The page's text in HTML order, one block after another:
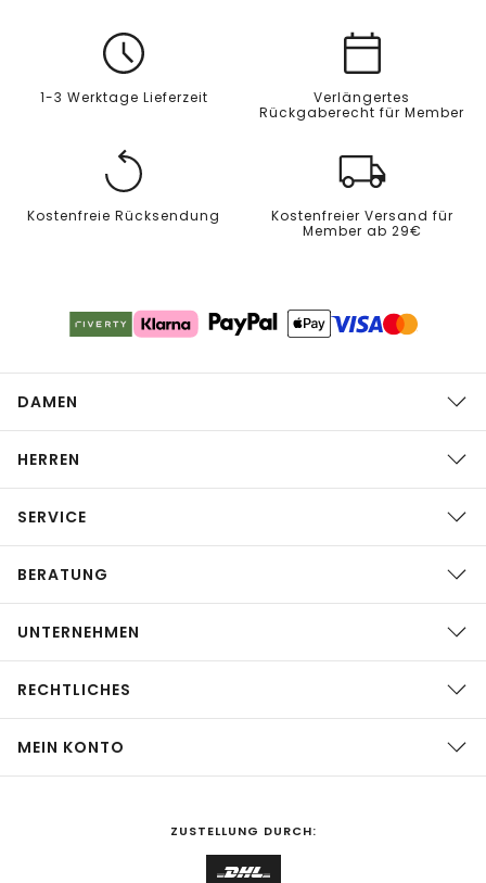
1-3 Werktage Lieferzeit
Verlängertes
Rückgaberecht für Member
Kostenfreie Rücksendung
Kostenfreier Versand für
Member ab 29€
DAMEN
HERREN
SERVICE
BERATUNG
UNTERNEHMEN
RECHTLICHES
MEIN KONTO
ZUSTELLUNG DURCH: